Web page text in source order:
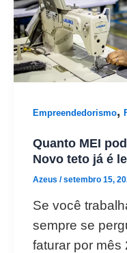
Empreendedorismo,
Quanto MEI
Novo teto já é
Azeus /setembro 15,
Se você
sempre se
faturar por mês